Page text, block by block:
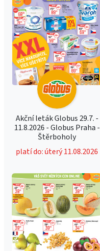
Akční leták Globus 29.7. -
11.8.2026 - Globus Praha -
Štěrboholy
platí do: úterý 11.08.2026